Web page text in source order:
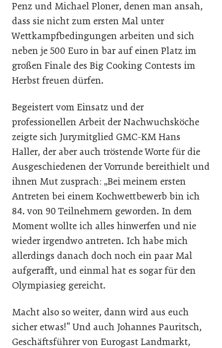
Penz und Michael Ploner, denen man ansah,
dass sie nicht zum ersten Mal unter
Wettkampfbedingungen arbeiten und sich
neben je 500 Euro in bar auf einen Platz im
großen Finale des Big Cooking Contests im
Herbst freuen dürfen.
Begeistert vom Einsatz und der
professionellen Arbeit der Nachwuchsköche
zeigte sich Jurymitglied GMC-KM Hans
Haller, der aber auch tröstende Worte für die
Ausgeschiedenen der Vorrunde bereithielt und
ihnen Mut zusprach: „Bei meinem ersten
Antreten bei einem Kochwettbewerb bin ich
84. von 90 Teilnehmern geworden. In dem
Moment wollte ich alles hinwerfen und nie
wieder irgendwo antreten. Ich habe mich
allerdings danach doch noch ein paar Mal
aufgerafft, und einmal hat es sogar für den
Olympiasieg gereicht.
Macht also so weiter, dann wird aus euch
sicher etwas!“ Und auch Johannes Pauritsch,
Geschäftsführer von Eurogast Landmarkt,